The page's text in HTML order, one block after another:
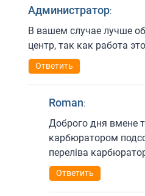
Администратор:
В вашем случае лучше
центр, так как работа
Ответить
Roman:
Доброго дня вмене
карбюратором
переліва
Ответить